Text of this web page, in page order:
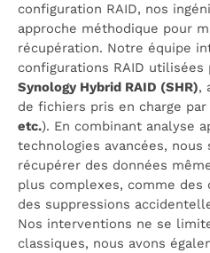
configuration RAID, nos
approche méthodique pour
récupération. Notre équipe
configurations RAID utilisées
Synology Hybrid RAID (SHR),
de fichiers pris en charge
etc.). En combinant analyse
technologies avancées,
récupérer des données
plus complexes, comme des
des suppressions
Nos interventions ne se
classiques, nous avons